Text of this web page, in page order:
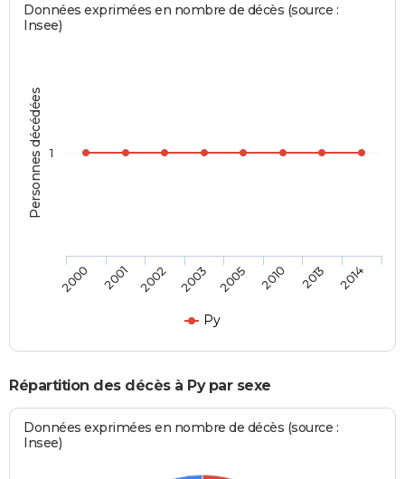
Personnes décédées
Données exprimées en nombre de décès (source :
Insee)
Py
2000 2001 2002 2003 2005 2010 2013 2014
1
Répartition des décès à Py par sexe
Données exprimées en nombre de décès (source :
Insee)